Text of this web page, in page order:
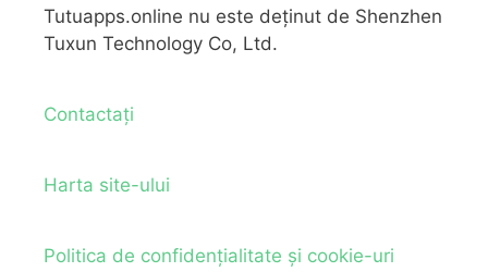
Tutuapps.online nu este deținut de Shenzhen
Tuxun Technology Co, Ltd.
Contactați
Harta site-ului
Politica de confidențialitate și cookie-uri